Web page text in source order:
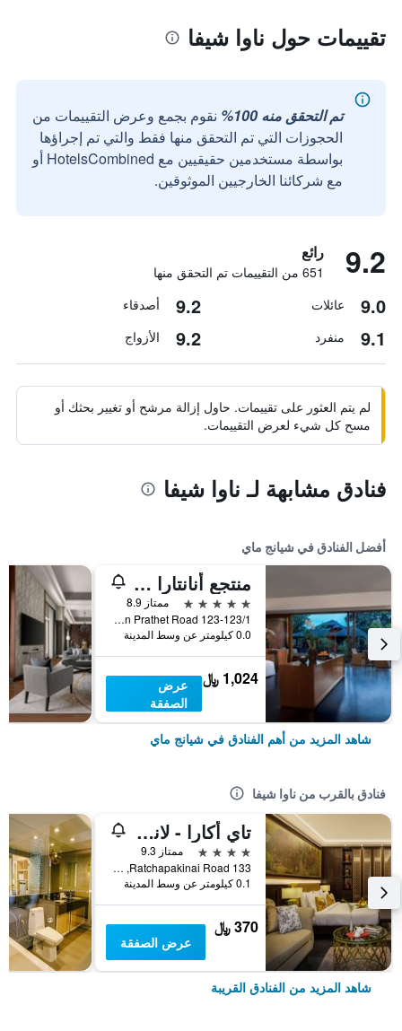
تقييمات حول ناوا شيفا
تم التحقق منه 100%
نقوم بجمع وعرض التقييمات من
الحجوزات التي تم التحقق منها فقط والتي تم إجراؤها
بواسطة مستخدمين حقيقيين مع HotelsCombined أو
مع شركائنا الخارجيين الموثوقين.
9.2 رائع
651 من التقييمات تم التحقق منها
9.0 عائلات 9.2 أصدقاء
9.1 منفرد 9.2 الأزواج
لم يتم العثور على تقييمات. حاول إزالة مرشح أو تغيير بحثك أو
مسح كل شيء لعرض التقييمات.
فنادق مشابهة لـ ناوا شيفا
أفضل الفنادق في شيانج ماي
منتجع أنانتارا شيانغ ماي
5 نجوم
ممتاز 8.9
123-123/1 Charoen Prathet Road, شيانج ماي, تايلاند
0.0 كيلومتر عن وسط المدينة
1,024 ﷼
عرض
الصفقة
شاهد المزيد من أهم الفنادق في شيانج ماي
فنادق بالقرب من ناوا شيفا
تاي أكارا - لانا بوتيك هوتل
4 نجوم
ممتاز 9.3
133 Ratchapakinai Road, شيانج ماي, تايلاند
0.1 كيلومتر عن وسط المدينة
370 ﷼
عرض الصفقة
شاهد المزيد من الفنادق القريبة